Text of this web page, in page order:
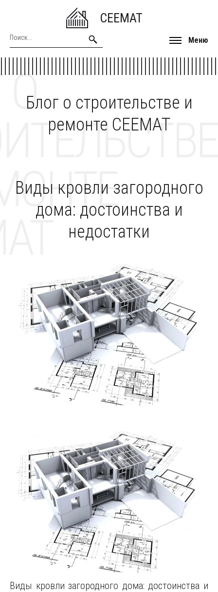
CEEMAT
Меню
Блог о строительстве и
ремонте CEEMAT
О
Виды кровли загородного
дома: достоинства и
недостатки
Виды кровли загородного дома: достоинства и